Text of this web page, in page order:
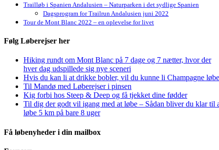
Trailløb i Spanien Andalusien – Naturparken i det sydlige Spanien
Dagsprogram for Trailrun Andalusien juni 2022
Tour de Mont Blanc 2022 – en oplevelse for livet
Følg Løberejser her
Hiking rundt om Mont Blanc på 7 dage og 7 nætter, hvor der
hver dag udspillede sig nye sceneri
Hvis du kan li at drikke bobler, vil du kunne li Champagne
Til Mandø med Løberejser i pinsen
Kig forbi hos Steep & Deep og få tjekket dine fødder
Til dig der godt vil igang med at løbe – Sådan bliver du klar til
løbe 5 km på bare 8 uger
Få løbenyheder i din mailbox